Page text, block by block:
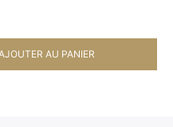
AU PANIER